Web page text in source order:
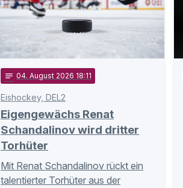
notes 04. August 2026 18:11
Eishockey, DEL2
Eigengewächs Renat
Schandalinov wird dritter
Torhüter
Mit Renat Schandalinov rückt ein
talentierter Torhüter aus der